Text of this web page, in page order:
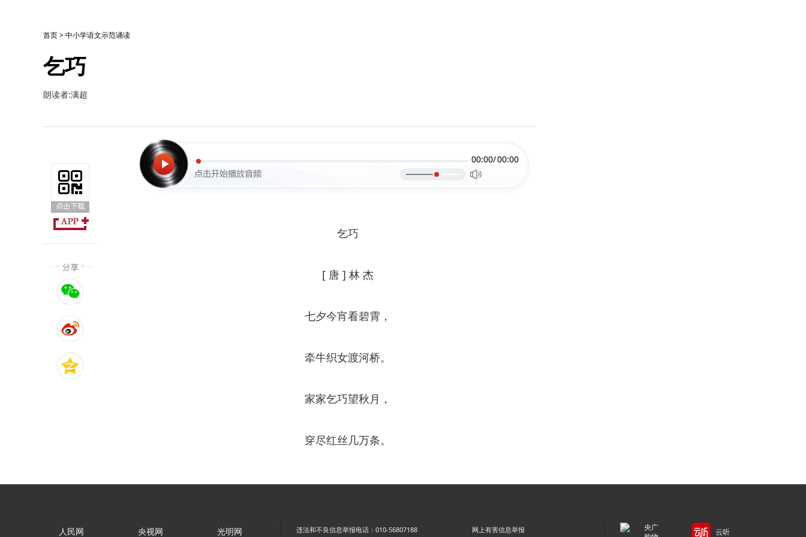
首页>中小学语文示范诵读
乞巧
朗读者:满超
00:00/00:00
乞巧
[ 唐 ] 林 杰
七夕今宵看碧霄，
牵牛织女渡河桥。
家家乞巧望秋月，
穿尽红丝几万条。
人民网 央视网 光明网 违法和不良信息举报电话：010-56807188 网上有害信息举报
央广
云听